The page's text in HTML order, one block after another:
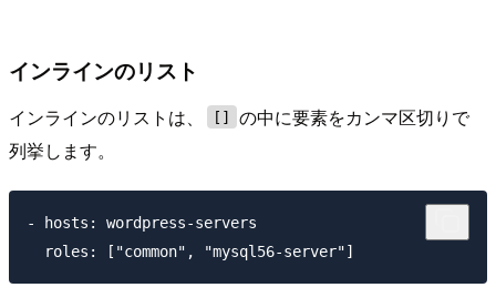
インラインのリスト
インラインのリストは、 []
の中に要素をカンマ区切りで
列挙します。
- hosts: wordpress-servers